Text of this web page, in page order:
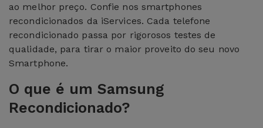
ao melhor preço. Confie nos smartphones
recondicionados da iServices. Cada telefone
recondicionado passa por rigorosos testes de
qualidade, para tirar o maior proveito do seu novo
Smartphone.
O que é um Samsung
Recondicionado?